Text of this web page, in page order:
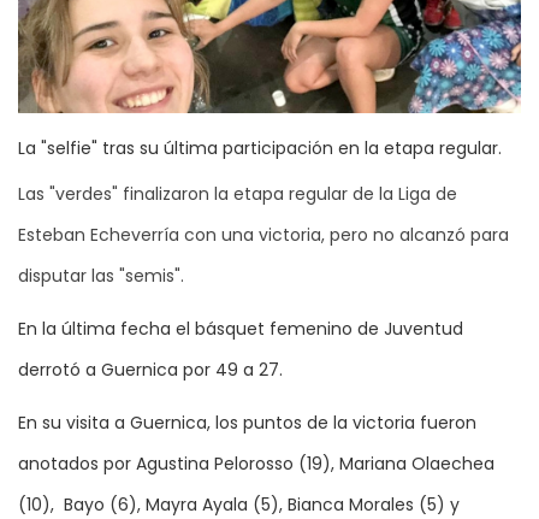
La "selfie" tras su última participación en la etapa regular.
Las "verdes" finalizaron la etapa regular de la Liga de
Esteban Echeverría con una victoria, pero no alcanzó para
disputar las "semis".
En la última fecha el básquet femenino de Juventud
derrotó a Guernica por 49 a 27.
En su visita a Guernica, los puntos de la victoria fueron
anotados por Agustina Pelorosso (19), Mariana Olaechea
(10), Bayo (6), Mayra Ayala (5), Bianca Morales (5) y